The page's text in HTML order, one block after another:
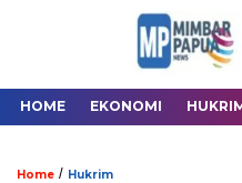
HOME EKONOMI
Home / Hukrim